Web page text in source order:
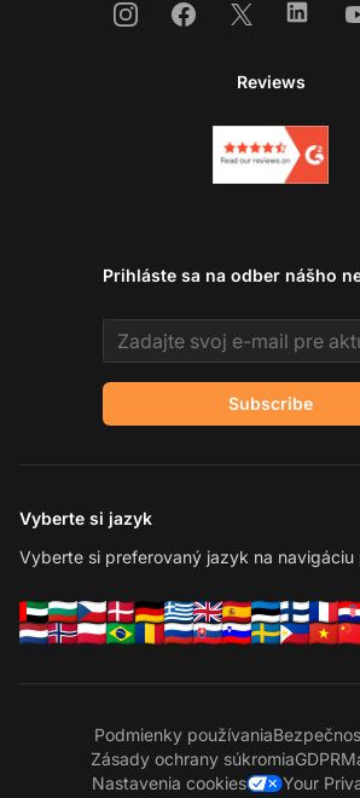
InstagramFacebook
X
Reviews
Prihláste sa na odber nášho
Email address
Subscribe
Vyberte si jazyk
Vyberte si preferovaný jazyk na navigáciu
Podmienky používania
Zásady ochrany súkromiaGDPR
Nastavenia cookies
Your